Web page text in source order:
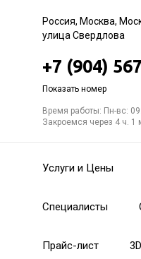
Россия, Москва,
улица Свердлова
+7 (904)
Показать номер
Время работы: Пн-вс:
Закроемся через 4 ч. 1
Услуги и Цены
Специалисты
Прайс-лист